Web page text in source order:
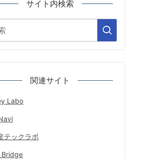
サイト内検索
関連サイト
Labo
テックラボ
Bridge